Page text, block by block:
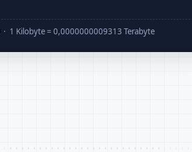
· 1 Kilobyte = 0,0000000009313 Terabyte